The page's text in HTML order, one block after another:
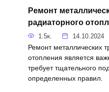
Ремонт
радиаторного
1.5к. 14.10.2024
Ремонт металлических
отопления является
требует тщательного
определенных правил.